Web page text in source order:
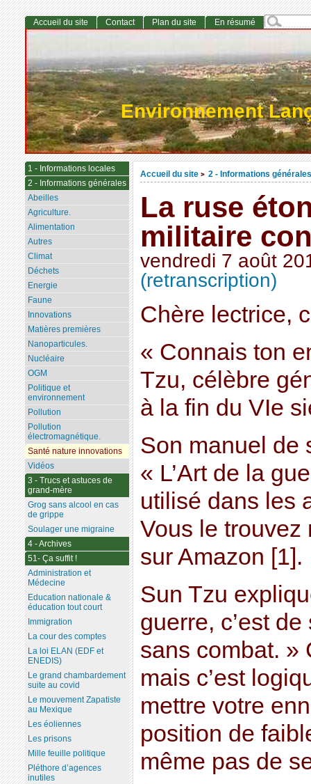
Environnement
Accueil du site > 2 - Informations générales
La ruse
militaire
vendredi 7 août
(retranscription)
Chère lectrice,
« Connais ton
Tzu, célèbre
à la fin du VIe
Son manuel de
« L’Art de la
utilisé dans les
Vous le trouvez
sur Amazon [1].
Sun Tzu
guerre, c’est
sans combat. »
mais c’est
mettre votre
position de
même pas de
Accueil du site Contact Plan du site En résumé
1 - Informations locales
2 - Informations générales
Abeilles
Agriculture.
Alimentation
Autres
Climat
Déchets
Energie
Faune
Innovations
Matières premières
Nanoparticules.
Nucléaire
OGM
Politique et
environnement
Pollution
Pollution
électromagnétique.
Santé nature innovations
Vidéos
3 - Trucs et astuces de
grand-mère
Grog sans alcool en cas
de grippe
Soulager une migraine
4 - Archives
51- Ça suffit !
Administration et
Médecine
Education nationale &
éducation tout court
Immigration
La cour des comptes
La loi ELAN (EDF et
ENEDIS)
Le grand chambardement
suite au covid
Le mouvement Zapatiste
au Mexique
Les éoliennes
Les prisons
Mille feuille politique
Pléthore d’agences
inutiles